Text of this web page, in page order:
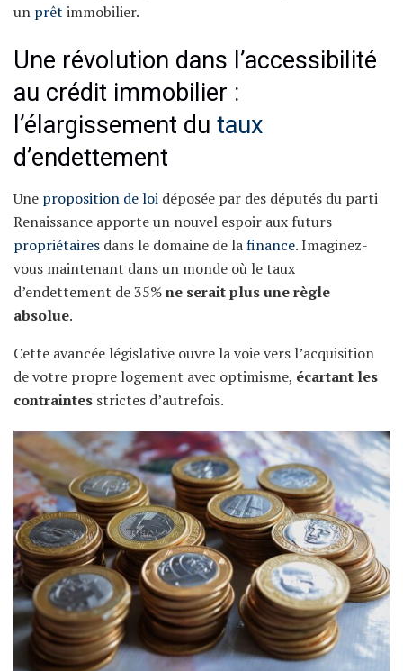
un prêt immobilier.
Une révolution dans l’accessibilité
au crédit immobilier :
l’élargissement du taux
d’endettement
Une proposition de loi déposée par des députés du parti
Renaissance apporte un nouvel espoir aux futurs
propriétaires dans le domaine de lafinance. Imaginez-
vous maintenant dans un monde où le taux
d’endettement de 35%ne serait plus une règle
absolue.
Cette avancée législative ouvre la voie vers l’acquisition
de votre propre logement avec optimisme, écartant les
contraintes strictes d’autrefois.